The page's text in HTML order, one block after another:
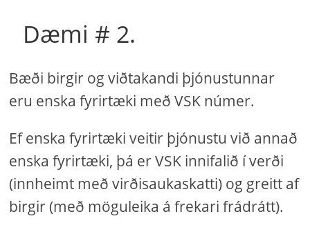
Dæmi # 2.
Bæði birgir og viðtakandi þjónustunnar
eru enska fyrirtæki með VSK númer.
Ef enska fyrirtæki veitir þjónustu við annað
enska fyrirtæki, þá er VSK innifalið í verði
(innheimt með virðisaukaskatti) og greitt af
birgir (með möguleika á frekari frádrátt).